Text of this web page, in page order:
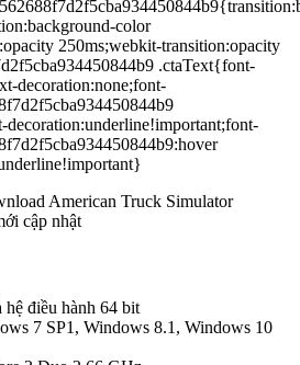
color
250ms;webkit-transition:opacity
.ctaText{font-
decoration:none;font-
American Truck Simulator
cập nhật
điều hành 64 bit
7 SP1, Windows 8.1, Windows 10